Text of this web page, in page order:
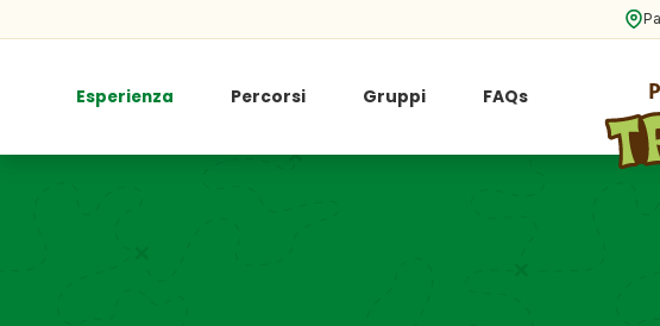
Esperienza Percorsi Gruppi FAQs